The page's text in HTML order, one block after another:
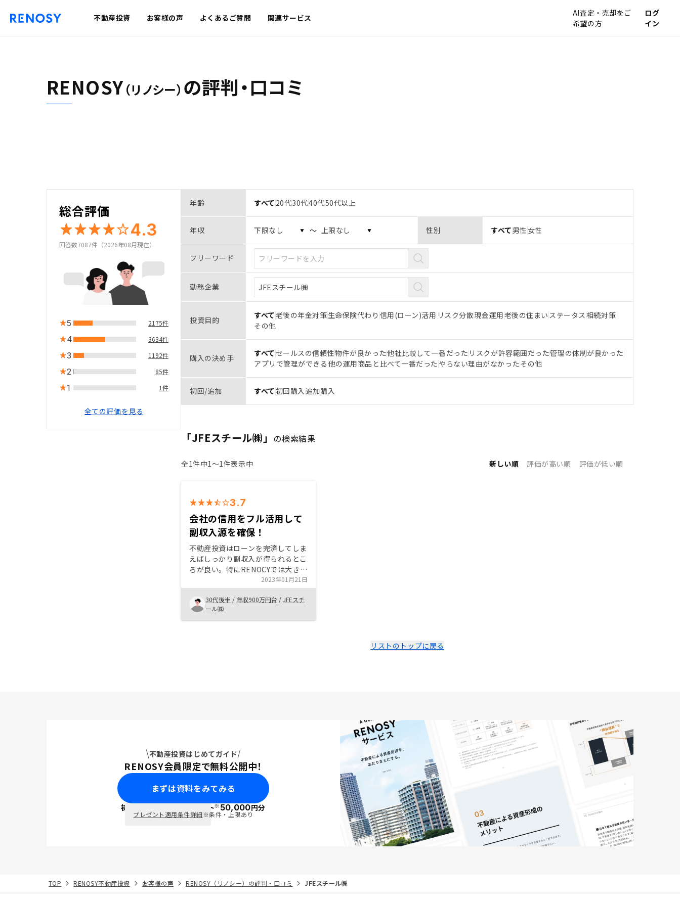
不動産投資 お客様の声 よくあるご質問 関連サービス
AI査定・売却をご
希望の方
ログ
イン
RENOSY（リノシー） の評判・口コミ
総合評価
4.3
回答数7087件（2026年08月現在）
5 2175件
4 3634件
3 1192件
2 85件
1 1件
全ての評価を見る
年齢 すべて 20代30代40代50代以上
年収 〜 性別 すべて 男性 女性
フリーワード
勤務企業
投資目的 すべて老後の年金対策生命保険代わり 信用(ローン)活用 リスク分散現金運用老後の住まい ステータス相続対策
その他
購入の決め手 すべてセールスの信頼性物件が良かった他社比較して一番だった リスクが許容範囲だった管理の体制が良かった
アプリで管理ができる 他の運用商品と比べて一番だった やらない理由がなかったその他
初回/追加 すべて初回購入 追加購入
「JFEスチール㈱」 の検索結果
全1件中1〜1件表示中 新しい順 評価が高い順 評価が低い順
3.7
会社の信用をフル活用して
副収入源を確保！
不動産投資はローンを完済してしま
えばしっかり副収入が得られるとこ
ろが良い。特にRENOCYでは大きな
利益になる物件はない（地方の方が
リスクは高いが高利回りを得られる
可能性がある）が、「確実性」と
「オーナーの手間なし」を重視して
いる印象だったので自分の要望に合
が・・・。
2023年01月21日
30代後半 / 年収900万円台 /JFEスチ
ール㈱
リストのトップに戻る
不動産投資はじめてガイド
RENOSY会員限定で無料公開中！
まずは資料をみてみる
初回面談で ポイント※50,000円分
プレゼント適用条件詳細※条件・上限あり
TOP RENOSY不動産投資 お客様の声 RENOSY（リノシー）の評判・口コミ JFEスチール㈱